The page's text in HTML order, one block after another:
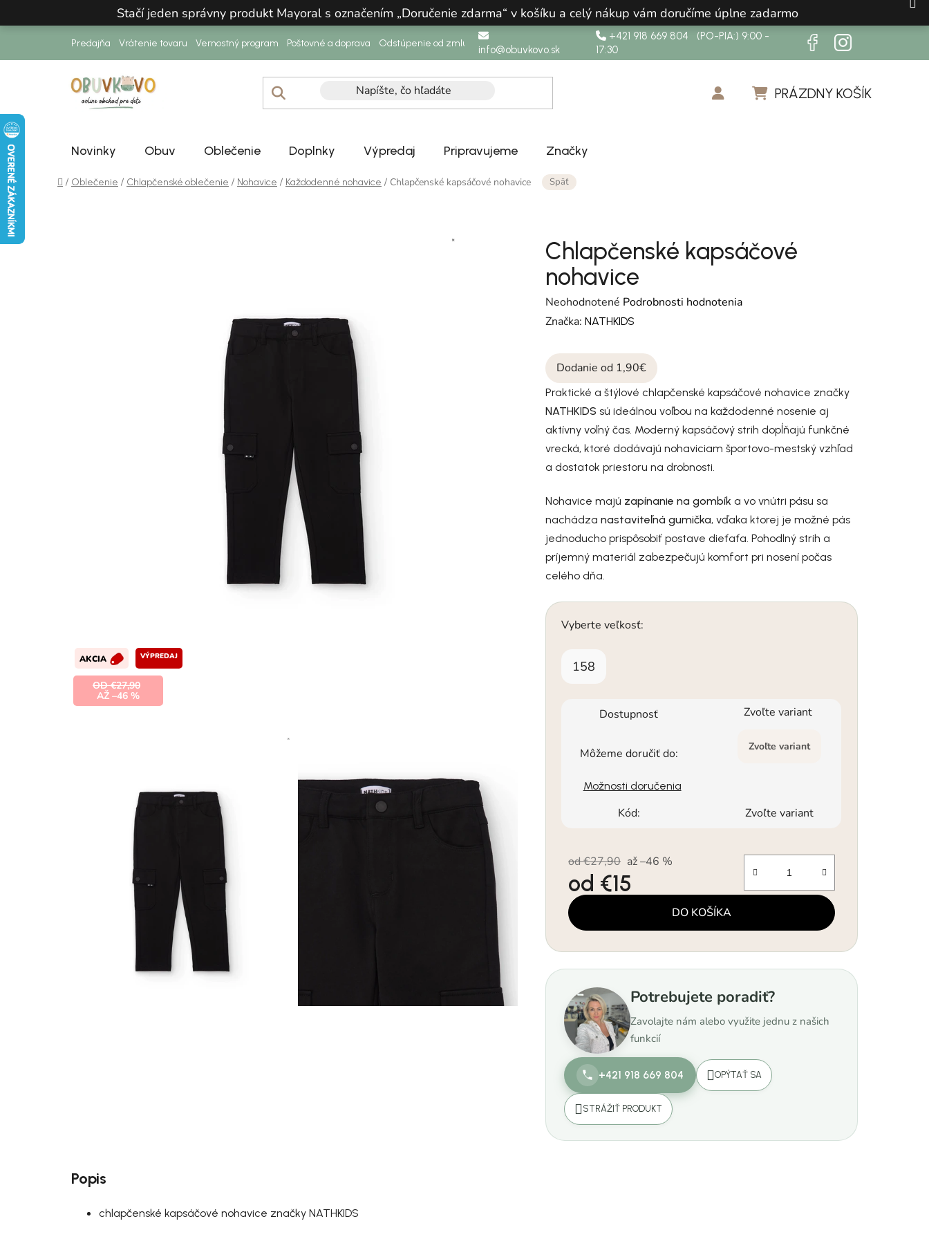
Stačí jeden správny produkt Mayoral s označením „Doručenie zdarma“ v košíku a celý nákup vám doručíme úplne zadarmo
Predajňa Vrátenie tovaru Vernostný program Poštovné a doprava Odstúpenie od zmluvy info@obuvkovo.sk
+421 918 669 804 (PO-PIA:) 9:00 -
17:30
PRÁZDNY KOŠÍK
Novinky Obuv Oblečenie Doplnky Výpredaj Pripravujeme Značky
Domov
/ Oblečenie / Chlapčenské oblečenie / Nohavice / Každodenné nohavice / Chlapčenské kapsáčové nohavice Späť
Chlapčenské kapsáčové
nohavice
Priemerné hodnotenie produktu je 0,0 z 5 hviezdičiek.
Neohodnotené Podrobnosti hodnotenia
Značka:NATHKIDS
Dodanie od 1,90€
Praktické a štýlové chlapčenské kapsáčové nohavice značky
NATHKIDS sú ideálnou voľbou na každodenné nosenie aj
aktívny voľný čas. Moderný kapsáčový strih dopĺňajú funkčné
vrecká, ktoré dodávajú nohaviciam športovo-mestský vzhľad
a dostatok priestoru na drobnosti.
Nohavice majú zapínanie na gombík a vo vnútri pásu sa
nachádzanastaviteľná gumička, vďaka ktorej je možné pás
jednoducho prispôsobiť postave dieťaťa. Pohodlný strih a
príjemný materiál zabezpečujú komfort pri nosení počas
celého dňa.
Vyberte veľkosť:
158
Dostupnosť Zvoľte variant
Môžeme doručiť do: Zvoľte variant
Možnosti doručenia
Kód: Zvoľte variant
od €27,90 až –46 %
od €15
Jednotková cena: DO KOŠÍKA
Potrebujete poradiť?
Zavolajte nám alebo využite jednu z našich
funkcií
+421 918 669 804 OPÝTAŤ SA
STRÁŽIŤ PRODUKT
AKCIA VÝPREDAJ
OD €27,90
AŽ –46 %
Popis
chlapčenské kapsáčové nohavice značky NATHKIDS